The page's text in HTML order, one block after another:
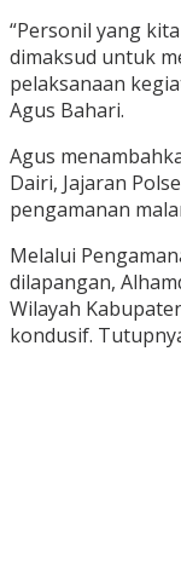
“Personil yang
dimaksud untuk
pelaksanaan
Agus Bahari.
Agus
Dairi, Jajaran
pengamanan
Melalui
dilapangan,
Wilayah
kondusif.